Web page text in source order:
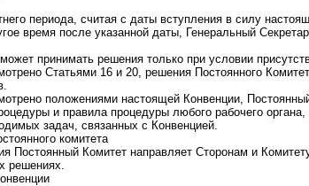
периода, считая с даты вступления в силу
время после указанной даты, Генеральный
принимать решения только при условии
Статьями 16 и 20, решения Постоянного
положениями настоящей Конвенции,
и правила процедуры любого рабочего
задач, связанных с Конвенцией.
комитета
Постоянный Комитет направляет Сторонам и
решениях.